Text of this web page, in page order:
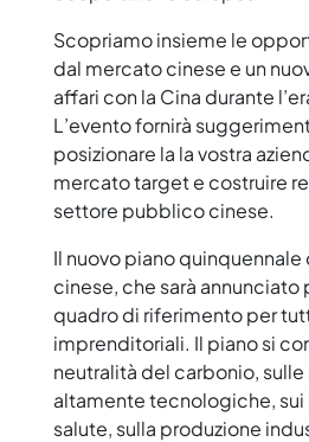
Scopriamo insieme le
dal mercato cinese e un
affari con la Cina durante
L’evento fornirà
posizionare la la vostra
mercato target e costruire
settore pubblico cinese.
Il nuovo piano
cinese, che sarà
quadro di riferimento per
imprenditoriali. Il piano si
neutralità del carbonio, sulle
altamente tecnologiche,
salute, sulla produzione